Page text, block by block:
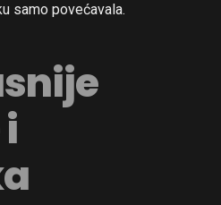
samo povećavala.